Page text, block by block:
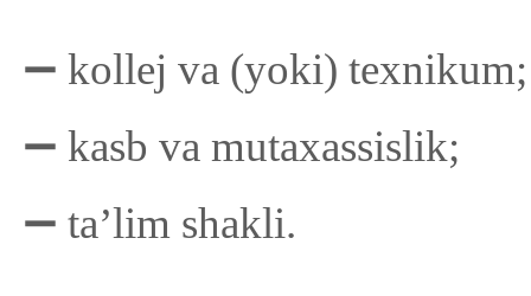
➖ kollej va (yoki) texnikum;
➖ kasb va mutaxassislik;
➖ taʼlim shakli.